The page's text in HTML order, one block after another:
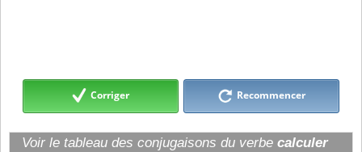
Corriger Recommencer
Voir le tableau des conjugaisons du verbe calculer